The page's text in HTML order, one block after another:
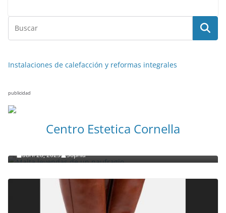
Instalaciones de calefacción y reformas integrales
publicidad
Centro Estetica Cornella
abril 28, 2023 Sophia